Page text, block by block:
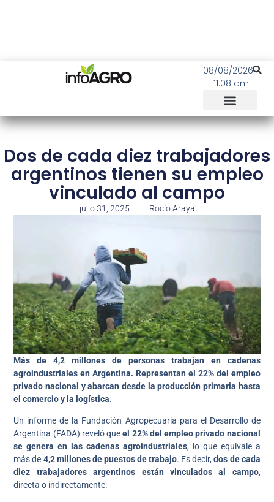
08/08/2026
11:08 am
Dos de cada diez trabajadores
argentinos tienen su empleo
vinculado al campo
julio 31, 2025 Rocío Araya
Más de 4,2 millones de personas trabajan en cadenas
agroindustriales en Argentina. Representan el 22% del empleo
privado nacional y abarcan desde la producción primaria hasta
el comercio y la logística.
Un informe de la Fundación Agropecuaria para el Desarrollo de
Argentina (FADA) reveló queel 22% del empleo privado nacional
se genera en las cadenas agroindustriales, lo que equivale a
más de 4,2 millones de puestos de trabajo. Es decir,dos de cada
diez trabajadores argentinos están vinculados al campo,
directa o indirectamente.